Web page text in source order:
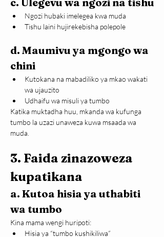
Ngozi hubaki imelegea kwa muda
Tishu laini hujirekebisha polepole
d. Maumivu ya mgongo wa
chini
Kutokana na mabadiliko ya mkao wakati
wa ujauzito
Udhaifu wa misuli ya tumbo
Katika muktadha huu, mkanda wa kufunga
tumbo la uzazi unaweza kuwa msaada wa
muda.
3. Faida zinazoweza
kupatikana
a. Kutoa hisia ya uthabiti
wa tumbo
Kina mama wengi huripoti:
Hisia ya “tumbo kushikiliwa”